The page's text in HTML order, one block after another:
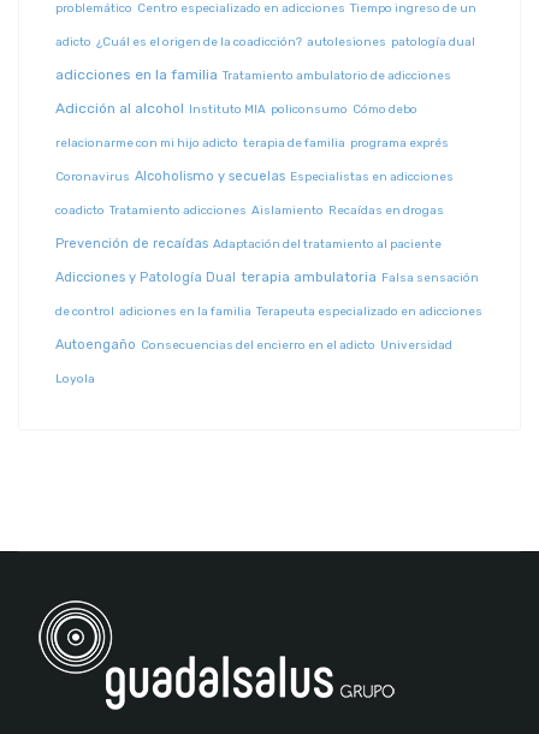
problemático Centro especializado en adicciones Tiempo ingreso de un
adicto ¿Cuál es el origen de la coadicción? autolesiones patología dual
adicciones en la familia Tratamiento ambulatorio de adicciones
Adicción al alcohol Instituto MIA policonsumo Cómo debo
relacionarme con mi hijo adicto terapia de familia programa exprés
Coronavirus Alcoholismo y secuelas Especialistas en adicciones
coadicto Tratamiento adicciones Aislamiento Recaídas en drogas
Prevención de recaídas Adaptación del tratamiento al paciente
Adicciones y Patología Dual terapia ambulatoria Falsa sensación
de control adiciones en la familia Terapeuta especializado en adicciones
Autoengaño Consecuencias del encierro en el adicto Universidad
Loyola